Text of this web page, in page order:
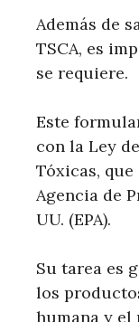
Además de
TSCA, es
se requiere.
Este
con la Ley
Tóxicas,
Agencia de
UU. (EPA).
Su tarea es
los
humana y el